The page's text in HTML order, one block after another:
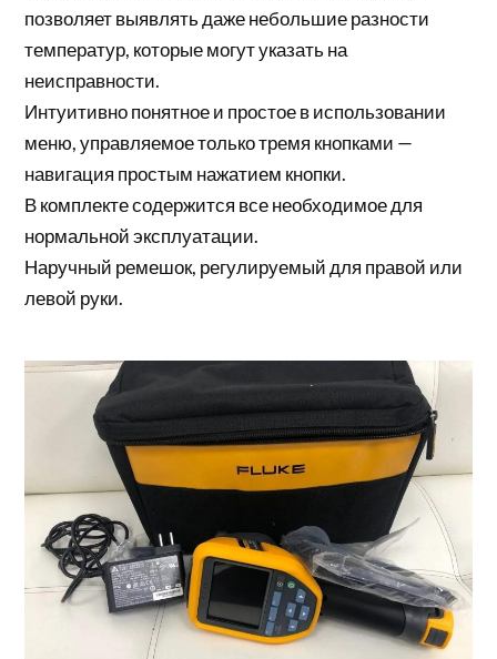
позволяет выявлять даже небольшие разности
температур, которые могут указать на
неисправности.
Интуитивно понятное и простое в использовании
меню, управляемое только тремя кнопками —
навигация простым нажатием кнопки.
В комплекте содержится все необходимое для
нормальной эксплуатации.
Наручный ремешок, регулируемый для правой или
левой руки.